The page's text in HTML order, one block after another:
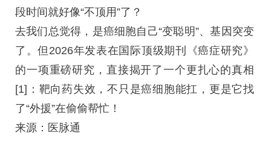
段时间就好像“不顶用”了？
去我们总觉得，是癌细胞自己“变聪明”、基因突变
了。但2026年发表在国际顶级期刊《癌症研究》
的一项重磅研究，直接揭开了一个更扎心的真相
[1]：靶向药失效，不只是癌细胞能扛，更是它找
了“外援”在偷偷帮忙！
来源：医脉通